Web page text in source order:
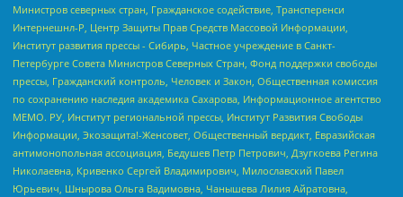
Министров северных стран, Гражданское содействие, Трансперенси
Интернешнл-Р, Центр Защиты Прав Средств Массовой Информации,
Институт развития прессы - Сибирь, Частное учреждение в Санкт-
Петербурге Совета Министров Северных Стран, Фонд поддержки свободы
прессы, Гражданский контроль, Человек и Закон, Общественная комиссия
по сохранению наследия академика Сахарова, Информационное агентство
МЕМО. РУ, Институт региональной прессы, Институт Развития Свободы
Информации, Экозащита!-Женсовет, Общественный вердикт, Евразийская
антимонопольная ассоциация, Бедушев Петр Петрович, Дзугкоева Регина
Николаевна, Кривенко Сергей Владимирович, Милославский Павел
Юрьевич, Шнырова Ольга Вадимовна, Чанышева Лилия Айратовна,